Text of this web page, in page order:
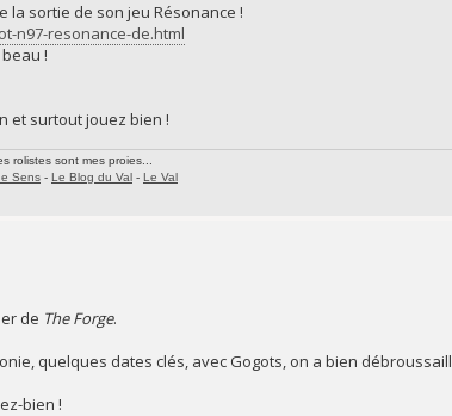
la sortie de son jeu Résonance !
n97-resonance-de.html
!
et surtout jouez bien !
rolistes sont mes proies...
Sens - Le Blog du Val - Le Val
de The Forge.
quelques dates clés, avec Gogots, on a bien
bien !